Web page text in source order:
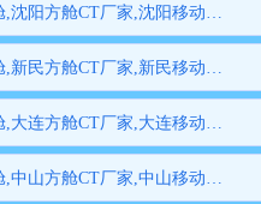
沈阳CT方舱,沈阳方舱CT厂家,沈阳移动方舱CT,沈阳医用CT方舱,沈阳方舱式CT,沈阳方舱CT
新民CT方舱,新民方舱CT厂家,新民移动方舱CT,新民医用CT方舱,新民方舱式CT,新民方舱CT
大连CT方舱,大连方舱CT厂家,大连移动方舱CT,大连医用CT方舱,大连方舱式CT,大连方舱CT
中山CT方舱,中山方舱CT厂家,中山移动方舱CT,中山医用CT方舱,中山方舱式CT,中山方舱CT